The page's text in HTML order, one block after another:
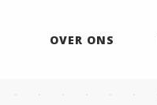
OVER ONS